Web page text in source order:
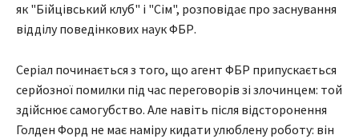
як "Бійцівський клуб" і "Сім", розповідає про заснування
відділу поведінкових наук ФБР.
Серіал починається з того, що агент ФБР припускається
серйозної помилки під час переговорів зі злочинцем: той
здійснює самогубство. Але навіть після відсторонення
Голден Форд не має наміру кидати улюблену роботу: він